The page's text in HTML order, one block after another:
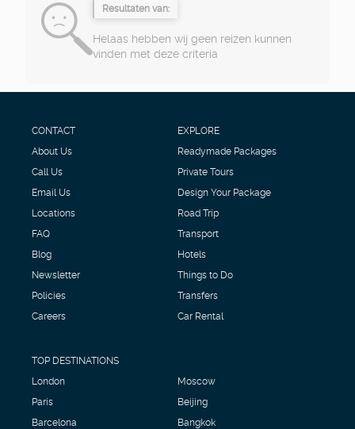
Resultaten van:
Helaas hebben wij geen reizen kunnen
vinden met deze criteria
CONTACT
About Us
Call Us
Email Us
Locations
FAQ
Blog
Newsletter
Policies
Careers
EXPLORE
Readymade Packages
Private Tours
Design Your Package
Road Trip
Transport
Hotels
Things to Do
Transfers
Car Rental
TOP DESTINATIONS
London
Paris
Barcelona
Moscow
Beijing
Bangkok